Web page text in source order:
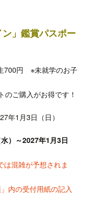
」鑑賞パスポー
700円 ※未就学のお子
ご購入がお得です！
1月3日（日）
）～2027年1月3日
混雑が予想されま
内の受付用紙の記入